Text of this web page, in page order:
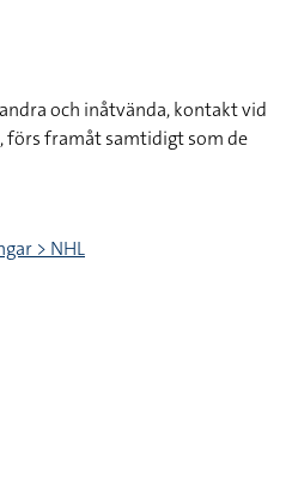
och inåtvända, kontakt vid
förs framåt samtidigt som de
> NHL